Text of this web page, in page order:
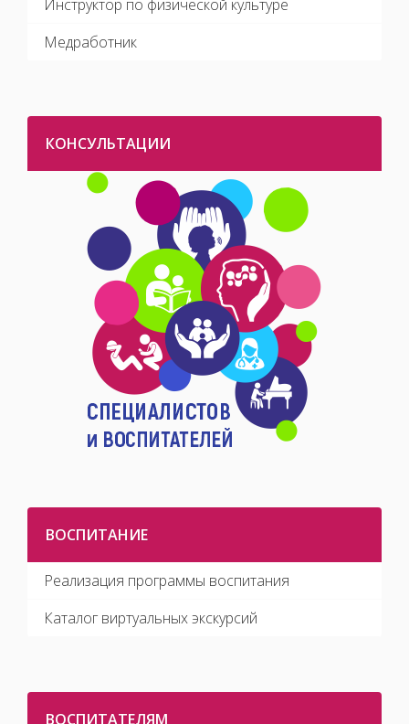
Инструктор по физической культуре
Медработник
КОНСУЛЬТАЦИИ
ВОСПИТАНИЕ
Реализация программы воспитания
Каталог виртуальных экскурсий
ВОСПИТАТЕЛЯМ